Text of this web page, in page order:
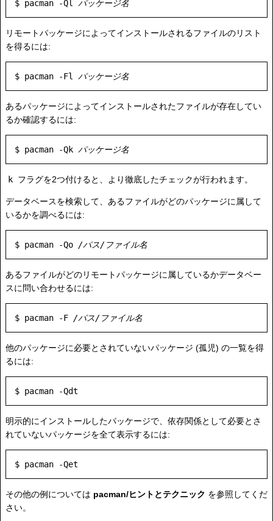
$ pacman -Ql パッケージ名
リモートパッケージによってインストールされるファイルのリスト
を得るには:
$ pacman -Fl パッケージ名
あるパッケージによってインストールされたファイルが存在してい
るか確認するには:
$ pacman -Qk パッケージ名
k フラグを2つ付けると、より徹底したチェックが行われます。
データベースを検索して、あるファイルがどのパッケージに属して
いるかを調べるには:
$ pacman -Qo /パス/ファイル名
あるファイルがどのリモートパッケージに属しているかデータベー
スに問い合わせるには:
$ pacman -F /パス/ファイル名
他のパッケージに必要とされていないパッケージ (孤児) の一覧を得
るには:
明示的にインストールしたパッケージで、依存関係として必要とさ
れていないパッケージを全て表示するには:
その他の例については pacman/ヒントとテクニック を参照してくだ
さい。